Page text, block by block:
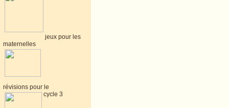
jeux pour les
maternelles
révisions pour le
cycle 3